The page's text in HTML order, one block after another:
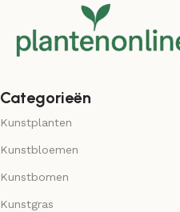
Categorieën
Kunstplanten
Kunstbloemen
Kunstbomen
Kunstgras